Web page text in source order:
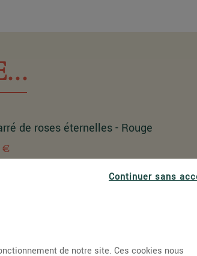
de roses éternelles - Rouge
€
Continuer sans
de notre site. Ces cookies nous